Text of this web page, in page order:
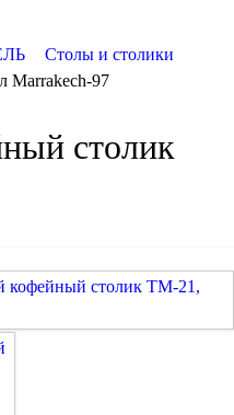
ДОСТАВКА и
Столы и столики
Marrakech-97
столик